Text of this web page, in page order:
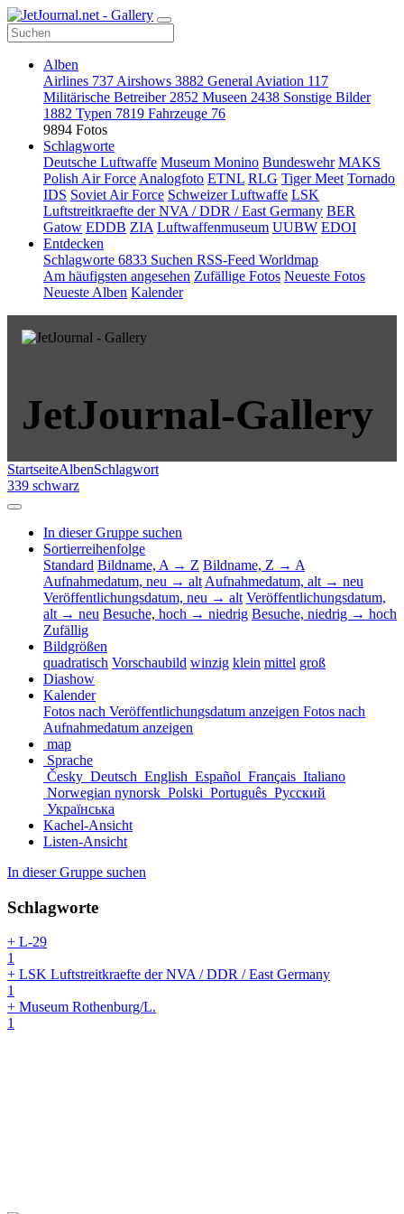
Alben
Airlines 737 Airshows 3882 General Aviation 117
Militärische Betreiber 2852 Museen 2438 Sonstige Bilder
1882 Typen 7819 Fahrzeuge 76
9894 Fotos
Schlagworte
Deutsche Luftwaffe Museum Monino Bundeswehr MAKS
Polish Air Force Analogfoto ETNL RLG Tiger Meet Tornado
IDS Soviet Air Force Schweizer Luftwaffe LSK
Luftstreitkraefte der NVA / DDR / East Germany BER
Gatow EDDB ZIA Luftwaffenmuseum UUBW EDOI
Entdecken
Schlagworte 6833 Suchen RSS-Feed Worldmap
Am häufigsten angesehen Zufällige Fotos Neueste Fotos
Neueste Alben Kalender
JetJournal-Gallery
StartseiteAlbenSchlagwort
339 schwarz
In dieser Gruppe suchen
Sortierreihenfolge
Standard Bildname, A → Z Bildname, Z → A
Aufnahmedatum, neu → alt Aufnahmedatum, alt → neu
Veröffentlichungsdatum, neu → alt Veröffentlichungsdatum,
alt → neu Besuche, hoch → niedrig Besuche, niedrig → hoch
Zufällig
Bildgrößen
quadratisch Vorschaubild winzig klein mittel groß
Diashow
Kalender
Fotos nach Veröffentlichungsdatum anzeigen Fotos nach
Aufnahmedatum anzeigen
map
Sprache
Česky Deutsch English Español Français Italiano
Norwegian nynorsk Polski Português Русский
Українська
Kachel-Ansicht
Listen-Ansicht
In dieser Gruppe suchen
Schlagworte
+ L-29
1
+ LSK Luftstreitkraefte der NVA / DDR / East Germany
1
+ Museum Rothenburg/L.
1